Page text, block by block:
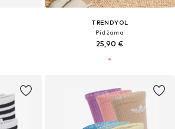
TRENDYOL
Pidžama
25,90 €